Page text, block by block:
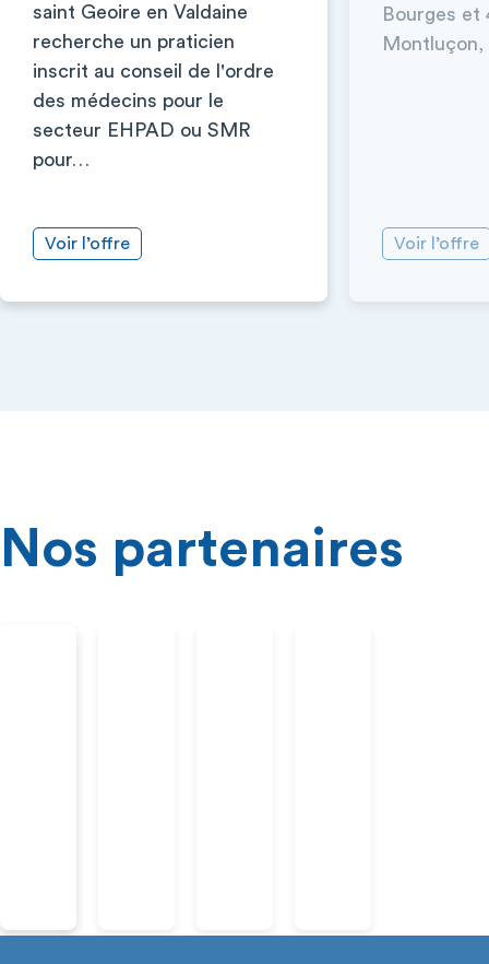
saint Geoire en Valdaine
recherche un praticien
inscrit au conseil de l'ordre
des médecins pour le
secteur EHPAD ou SMR
pour…
Voir l’offre
Bourges et
Montluçon,
Voir l’offre
Nos partenaires